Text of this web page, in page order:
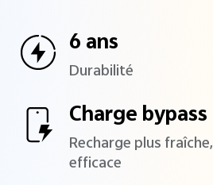
6 ans
Durabilité
Charge bypass
Recharge plus fraîche,
efficace